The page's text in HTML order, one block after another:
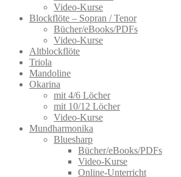
Video-Kurse
Blockflöte – Sopran / Tenor
Bücher/eBooks/PDFs
Video-Kurse
Altblockflöte
Triola
Mandoline
Okarina
mit 4/6 Löcher
mit 10/12 Löcher
Video-Kurse
Mundharmonika
Bluesharp
Bücher/eBooks/PDFs
Video-Kurse
Online-Unterricht